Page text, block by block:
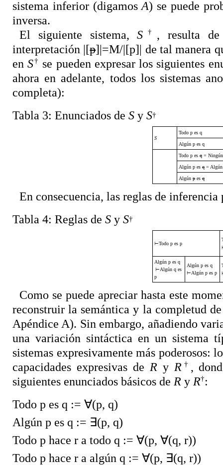
sistema inferior (digamosA) se puede
inversa.
El siguiente sistema,S † , resulta
interpretación |[p]|=M/|[p]| de tal manera
enS†
se pueden expresar los siguientes
ahora en adelante, todos los sistemas
completa):
Tabla 3: Enunciados de S y S†
S
Todo p es q
Algún p es q
Todo p es q =
Algún p es q = Algún
Algún p es q
En consecuencia, las reglas de inferencia
Tabla 4: Reglas de S y S†
⊢Todo p es p
Algún p es q
⊢Algún q es
p
Algún p es q
⊢Algún p es p
Como se puede apreciar hasta este
reconstruir la semántica y la completud
Apéndice A). Sin embargo, añadiendo
una variación sintáctica en un sistema
sistemas expresivamente más poderosos:
capacidades expresivas de R y R † ,
siguientes enunciados básicos de R y R†:
Todo p es q := ∀(p, q)
Algún p es q := ∃(p, q)
Todo p hace r a todo q := ∀(p, ∀(q, r))
Todo p hace r a algún q := ∀(p, ∃(q, r))